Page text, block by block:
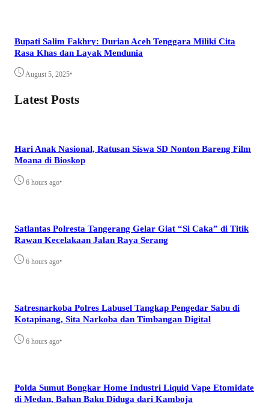
Bupati Salim Fakhry: Durian Aceh Tenggara Miliki Cita
Rasa Khas dan Layak Mendunia
August 5, 2025•
Latest Posts
Hari Anak Nasional, Ratusan Siswa SD Nonton Bareng Film
Moana di Bioskop
6 hours ago•
Satlantas Polresta Tangerang Gelar Giat “Si Caka” di Titik
Rawan Kecelakaan Jalan Raya Serang
6 hours ago•
Satresnarkoba Polres Labusel Tangkap Pengedar Sabu di
Kotapinang, Sita Narkoba dan Timbangan Digital
6 hours ago•
Polda Sumut Bongkar Home Industri Liquid Vape Etomidate
di Medan, Bahan Baku Diduga dari Kamboja